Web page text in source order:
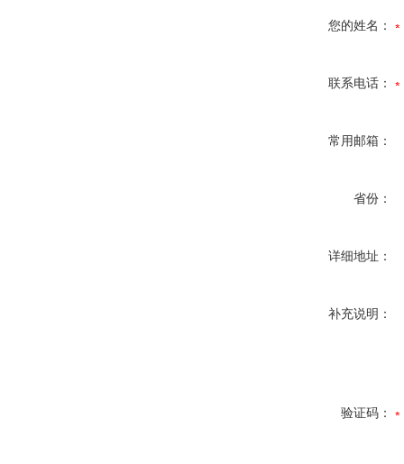
您的姓名：
联系电话：
常用邮箱：
省份：
详细地址：
补充说明：
验证码：